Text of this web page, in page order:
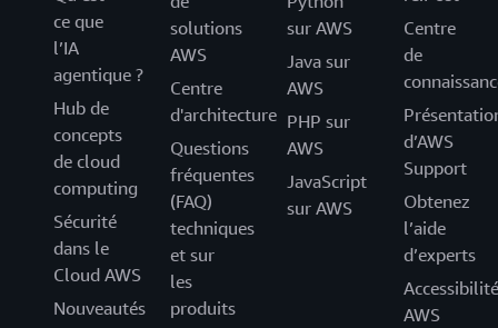
ce que
l’IA
agentique ?
Hub de
concepts
de cloud
computing
Sécurité
dans le
Cloud AWS
Nouveautés
solutions
AWS
Centre
d'architecture
Questions
fréquentes
(FAQ)
techniques
et sur
les
produits
sur AWS
Java sur
AWS
PHP sur
AWS
JavaScript
sur AWS
Centre
de
d’AWS
Support
Obtenez
l’aide
d’experts
Accessibilité
AWS